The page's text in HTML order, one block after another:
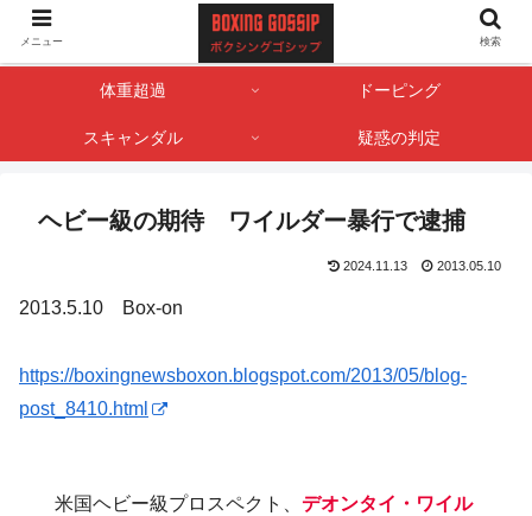
ボクサー・ボクシング界のゴシップやスキャンダル情報を記録しておくサイト
です。
体重超過 ドーピング
スキャンダル 疑惑の判定
ヘビー級の期待 ワイルダー暴行で逮捕
2024.11.13 2013.05.10
2013.5.10 Box-on
https://boxingnewsboxon.blogspot.com/2013/05/blog-
post_8410.html
米国ヘビー級プロスペクト、 デオンタイ・ワイル
メニュー 検索